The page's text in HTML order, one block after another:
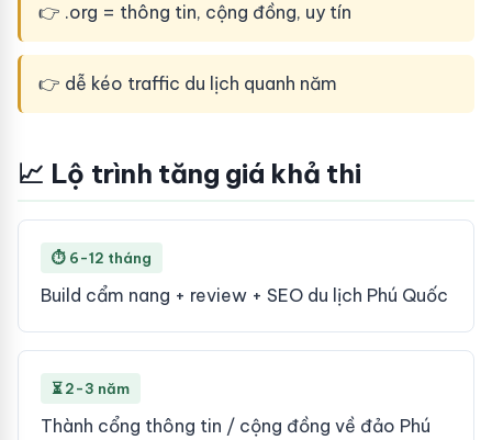
👉 .org = thông tin, cộng đồng, uy tín
👉 dễ kéo traffic du lịch quanh năm
📈 Lộ trình tăng giá khả thi
⏱ 6-12 tháng
Build cẩm nang + review + SEO du lịch Phú Quốc
⏳ 2-3 năm
Thành cổng thông tin / cộng đồng về đảo Phú